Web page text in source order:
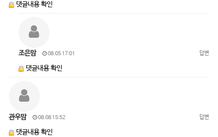
댓글내용 확인
조은맘 08.05 17:01 답변
댓글내용 확인
관우맘 08.08 15:52 답변
댓글내용 확인